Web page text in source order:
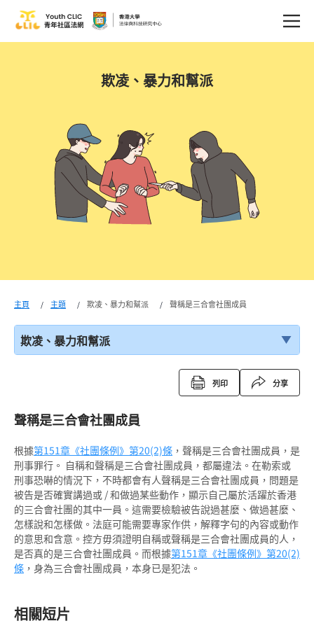
欺凌、暴力和幫派
主頁 主題 欺凌、暴力和幫派 聲稱是三合會社團成員
欺凌、暴力和幫派
列印 分享
聲稱是三合會社團成員
根據第151章《社團條例》 第20(2)條 ，聲稱是三合會社團成員，是
刑事罪行。 自稱和聲稱是三合會社團成員，都屬違法。在勒索或
刑事恐嚇的情況下，不時都會有人聲稱是三合會社團成員，問題是
被告是否確實講過或 / 和做過某些動作，顯示自己屬於活躍於香港
的三合會社團的其中一員。這需要檢驗被告說過甚麼、做過甚麼、
怎樣說和怎樣做。法庭可能需要專家作供，解釋字句的內容或動作
的意思和含意。控方毋須證明自稱或聲稱是三合會社團成員的人，
是否真的是三合會社團成員。而根據第151章《社團條例》 第20(2)
條 ，身為三合會社團成員，本身已是犯法。
相關短片